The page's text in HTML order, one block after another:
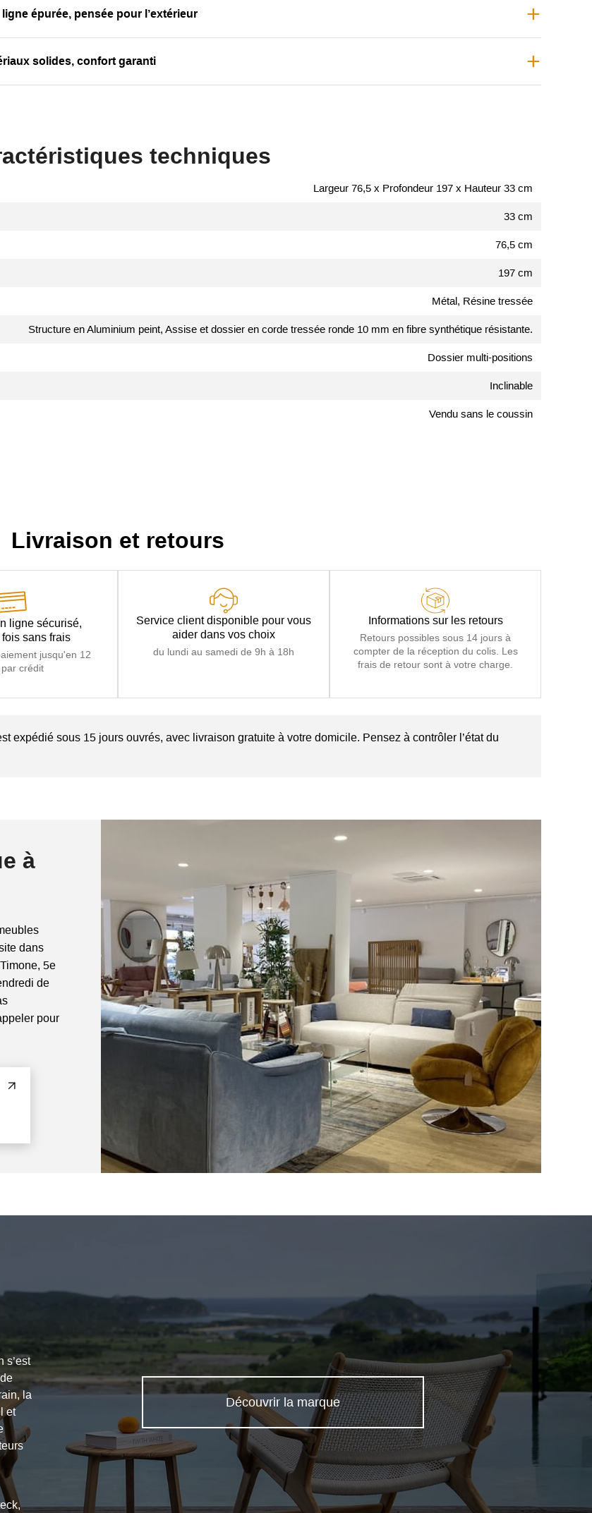
ligne épurée, pensée pour l’extérieur
solides, confort garanti
techniques
Largeur 76,5 x Profondeur 197 x Hauteur 33 cm
33 cm
76,5 cm
197 cm
Métal, Résine tressée
Structure en Aluminium peint, Assise et dossier en corde tressée ronde 10 mm en fibre synthétique résistante.
Dossier multi-positions
Inclinable
Vendu sans le coussin
Livraison et retours
ligne sécurisé,
fois sans frais
jusqu'en 12
crédit
Service client disponible pour vous
aider dans vos choix
du lundi au samedi de 9h à 18h
Informations sur les retours
Retours possibles sous 14 jours à
compter de la réception du colis. Les
frais de retour sont à votre charge.
expédié sous 15 jours ouvrés, avec livraison gratuite à votre domicile. Pensez à contrôler l’état du
à
dans
5e
de
pour
s’est
la
et
Découvrir la marque